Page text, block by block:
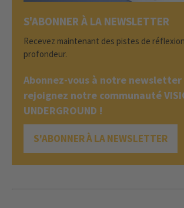
S'ABONNER À LA NEWSLETTER
Recevez maintenant des pistes de
profondeur.
Abonnez-vous à notre
rejoignez notre communauté
UNDERGROUND !
S'ABONNER À LA NEWSLETTER